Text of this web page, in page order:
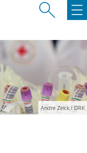
Andre Zelck / DRK